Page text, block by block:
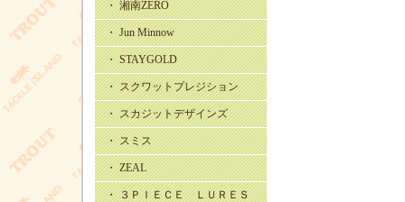
・ 湘南ZERO
・ Jun Minnow
・ STAYGOLD
・ スクワットプレジション
・ スカジットデザインズ
・ スミス
・ ZEAL
・ ３ＰＩＥＣＥ ＬＵＲＥＳ